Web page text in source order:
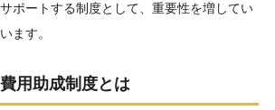
ポートする制度として、重要性を増してい
ます。
用助成制度とは